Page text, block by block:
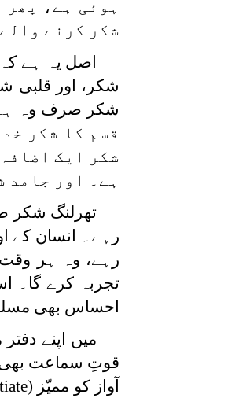
ہوئی ہے،
شکر کرنے
اصل یہ ہے
شکر، اور قلبی
شکر صرف وہ
قسم کا شکر
شکر ایک
ہے۔ اور جامد
تھرلنگ شکر
رہے۔ انسان کے
رہے، وہ ہر
تجربہ کرے گا۔
احساس بھی
میں اپنے
قوتِ سماعت بھی
آواز کو ممیّز